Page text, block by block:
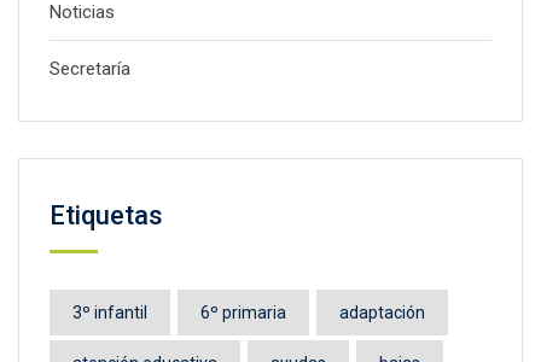
Noticias
Secretaría
Etiquetas
3º infantil 6º primaria adaptación